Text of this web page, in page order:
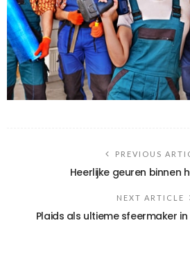
PREVIOUS
Heerlijke geuren binnen
NEXT ARTICLE
Plaids als ultieme sfeermaker in